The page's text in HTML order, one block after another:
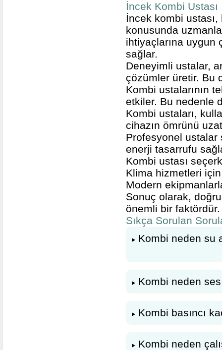
İncek Kombi Ustası
İncek kombi
konusunda
ihtiyaçlarına uygun
sağlar.
Deneyimli ustalar,
çözümler üretir. Bu
Kombi ustalarının
etkiler. Bu nedenle
Kombi ustaları,
cihazın ömrünü
Profesyonel ustalar
enerji tasarrufu
Kombi ustası
Klima hizmetleri
Modern
Sonuç olarak,
önemli bir faktördür.
Sıkça Sorulan
Kombi neden su
Kombi neden
Kombi basıncı
Kombi neden